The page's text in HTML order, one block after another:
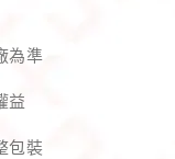
為準
益
包裝